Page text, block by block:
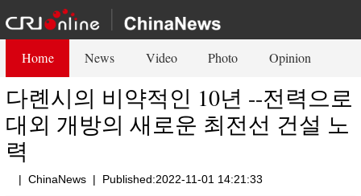
Home News Video Photo Opinion
다롄시의 비약적인 10년 --전력으로
대외 개방의 새로운 최전선 건설 노
력
| ChinaNews | Published:2022-11-01 14:21:33